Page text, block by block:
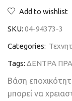
Add to wishlist
SKU: 04-94373-3
Categories:
Tags: ΔΕΝΤΡΑ
Βάση
μπορεί να